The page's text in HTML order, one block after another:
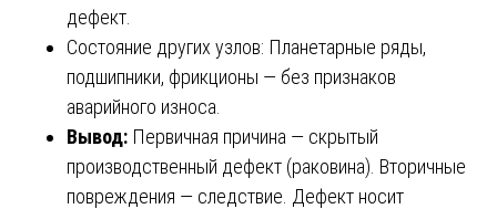
дефект.
Состояние других узлов: Планетарные ряды,
подшипники, фрикционы — без признаков
аварийного износа.
Вывод: Первичная причина — скрытый
производственный дефект (раковина). Вторичные
повреждения — следствие. Дефект носит